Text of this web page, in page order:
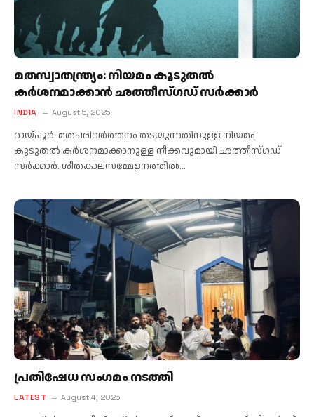
മതസ്വാതന്ത്ര്യം: നിയമം കൂടുതൽ
കർശനമാക്കാൻ ഛത്തീസ്ഗഡ് സർക്കാർ
INDIA August 5, 2025
റായ്പൂർ: മതപരിവർത്തനം തടയുന്നതിനുള്ള നിയമം
കൂടുതൽ കർശനമാക്കാനുള്ള നീക്കവുമായി ഛത്തീസ്ഗഡ്
സർക്കാർ. ശീതകാലസമ്മേളനത്തിൽ…
പ്രതിഷേധ സംഗമം നടത്തി
LATEST August 4, 2025